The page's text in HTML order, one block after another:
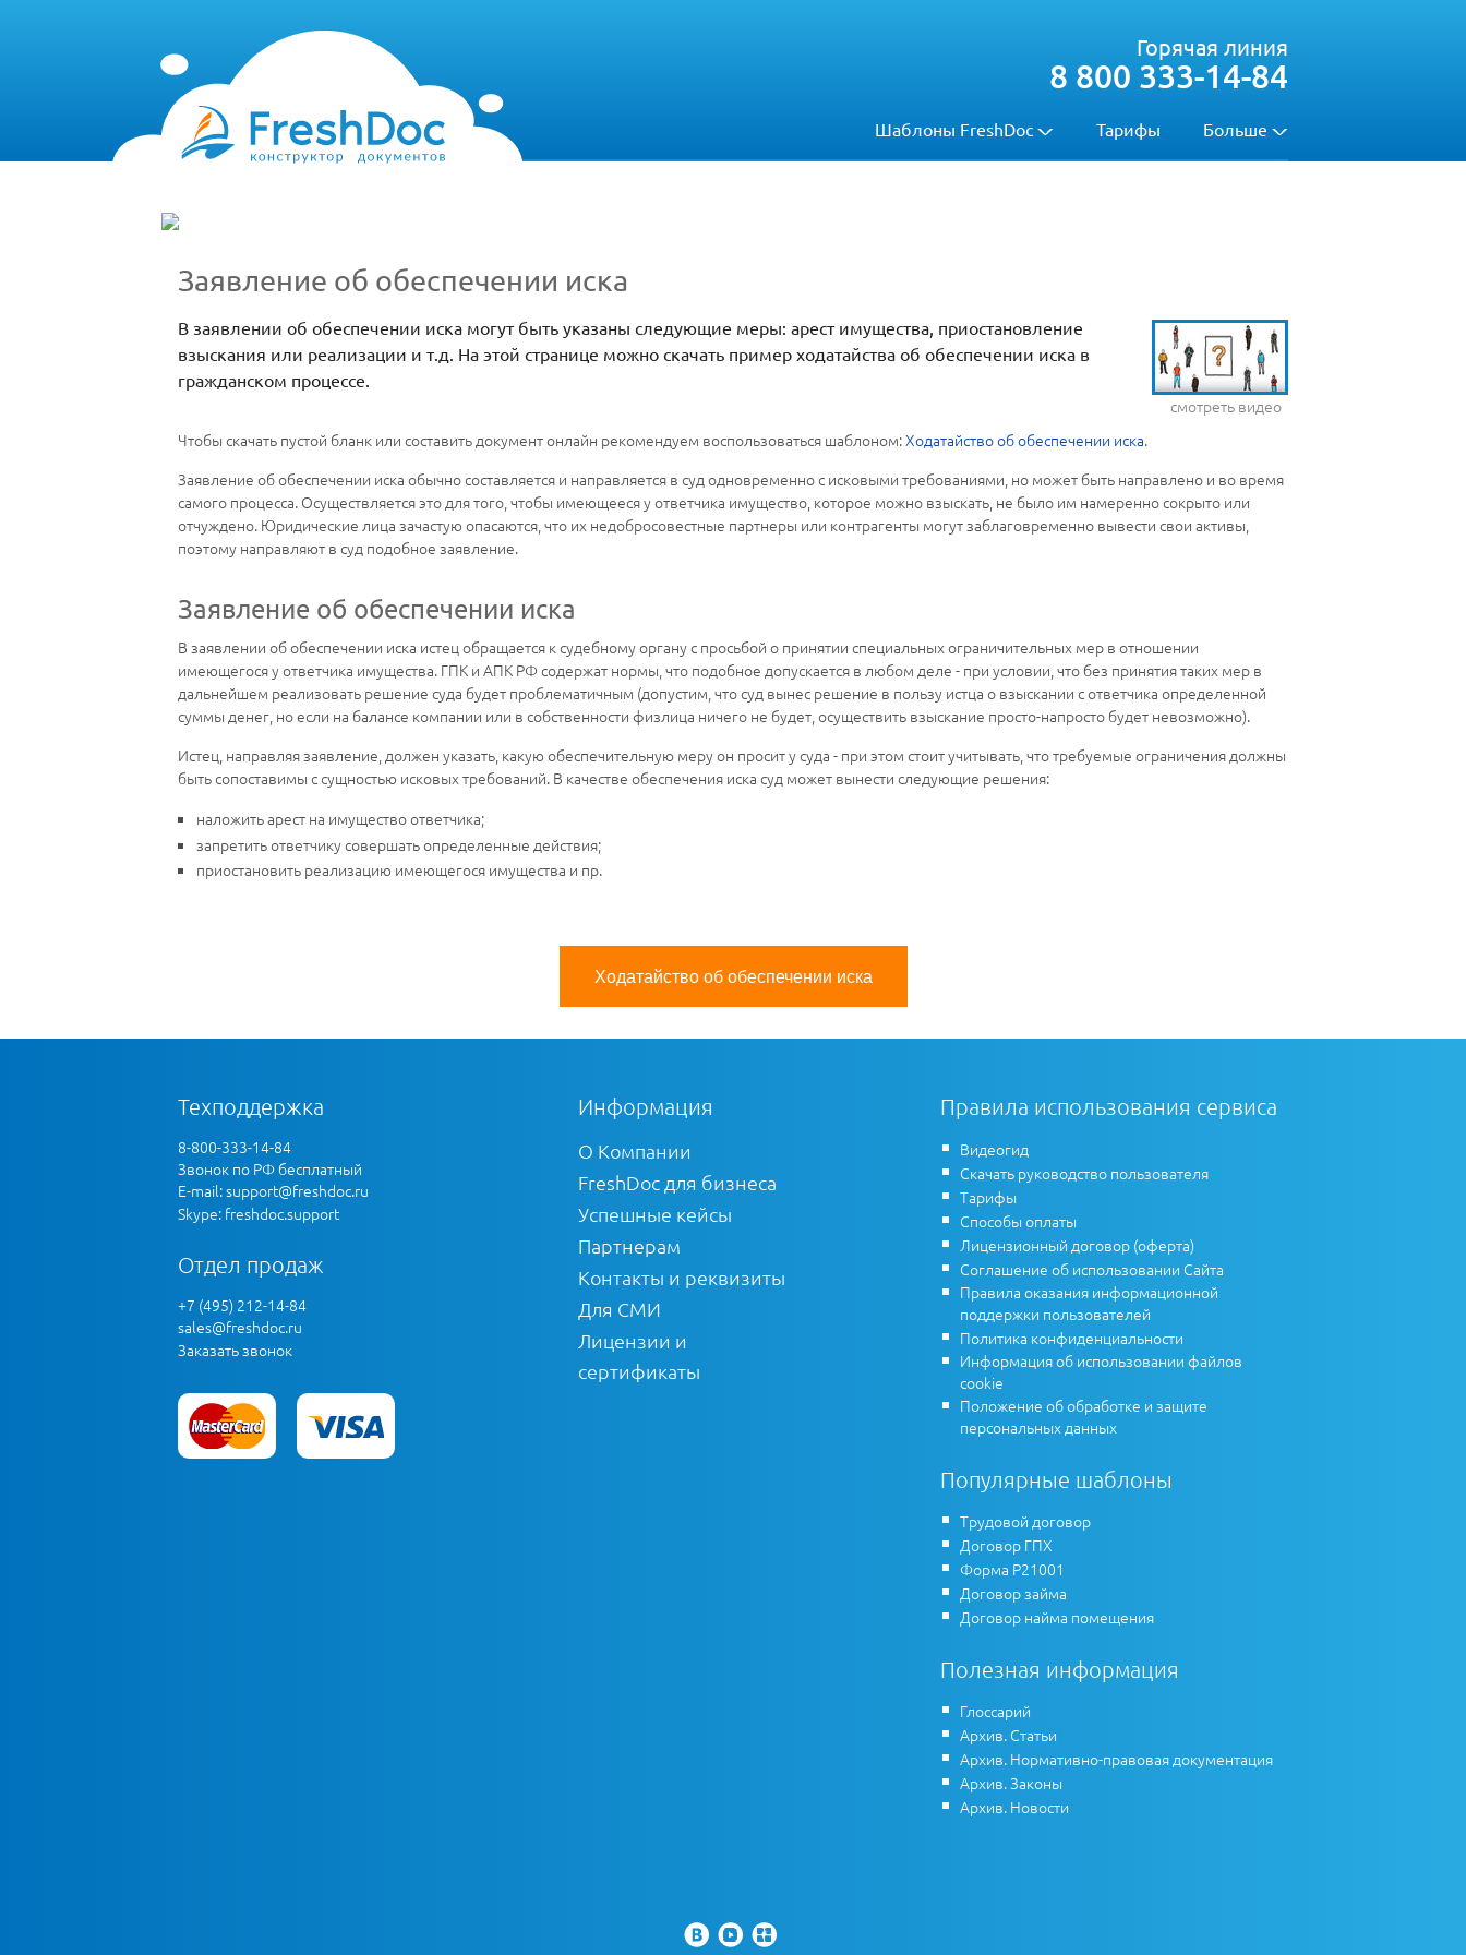
Шаблоны FreshDoc Тарифы Больше
Горячая линия
8 800 333-14-84
Заявление об обеспечении иска
смотреть видео
В заявлении об обеспечении иска могут быть указаны следующие меры: арест имущества, приостановление
взыскания или реализации и т.д. На этой странице можно скачать пример ходатайства об обеспечении иска в
гражданском процессе.
Чтобы скачать пустой бланк или составить документ онлайн рекомендуем воспользоваться шаблоном:Ходатайство об обеспечении иска.
Заявление об обеспечении иска обычно составляется и направляется в суд одновременно с исковыми требованиями, но может быть направлено и во время
самого процесса. Осуществляется это для того, чтобы имеющееся у ответчика имущество, которое можно взыскать, не было им намеренно сокрыто или
отчуждено. Юридические лица зачастую опасаются, что их недобросовестные партнеры или контрагенты могут заблаговременно вывести свои активы,
поэтому направляют в суд подобное заявление.
Заявление об обеспечении иска
В заявлении об обеспечении иска истец обращается к судебному органу с просьбой о принятии специальных ограничительных мер в отношении
имеющегося у ответчика имущества. ГПК и АПК РФ содержат нормы, что подобное допускается в любом деле - при условии, что без принятия таких мер в
дальнейшем реализовать решение суда будет проблематичным (допустим, что суд вынес решение в пользу истца о взыскании с ответчика определенной
суммы денег, но если на балансе компании или в собственности физлица ничего не будет, осуществить взыскание просто-напросто будет невозможно).
Истец, направляя заявление, должен указать, какую обеспечительную меру он просит у суда - при этом стоит учитывать, что требуемые ограничения должны
быть сопоставимы с сущностью исковых требований. В качестве обеспечения иска суд может вынести следующие решения:
наложить арест на имущество ответчика;
запретить ответчику совершать определенные действия;
приостановить реализацию имеющегося имущества и пр.
Ходатайство об обеспечении иска
Техподдержка
8-800-333-14-84
Звонок по РФ бесплатный
E-mail:support@freshdoc.ru
Skype: freshdoc.support
Отдел продаж
+7 (495) 212-14-84
sales@freshdoc.ru
Заказать звонок
Информация
О Компании
FreshDoc для бизнеса
Успешные кейсы
Партнерам
Контакты и реквизиты
Для СМИ
Лицензии и
сертификаты
Правила использования сервиса
Видеогид
Скачать руководство пользователя
Тарифы
Способы оплаты
Лицензионный договор (оферта)
Соглашение об использовании Сайта
Правила оказания информационной
поддержки пользователей
Политика конфиденциальности
Информация об использовании файлов
cookie
Положение об обработке и защите
персональных данных
Популярные шаблоны
Трудовой договор
Договор ГПХ
Форма Р21001
Договор займа
Договор найма помещения
Полезная информация
Глоссарий
Архив. Статьи
Архив. Нормативно-правовая документация
Архив. Законы
Архив. Новости